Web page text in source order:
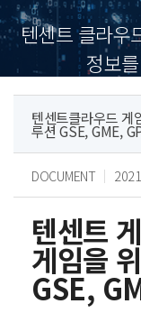
텐센트 클라우
정보
텐센트클라우드 게
루션 GSE, GME,
DOCUMENT
텐센트
게임을
GSE,